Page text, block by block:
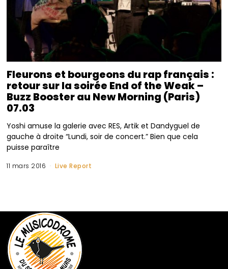
Fleurons et bourgeons du rap français :
retour sur la soirée End of the Weak –
Buzz Booster au New Morning (Paris)
07.03
Yoshi amuse la galerie avec RES, Artik et Dandyguel de
gauche à droite “Lundi, soir de concert.” Bien que cela
puisse paraître
11 mars 2016 Live Report